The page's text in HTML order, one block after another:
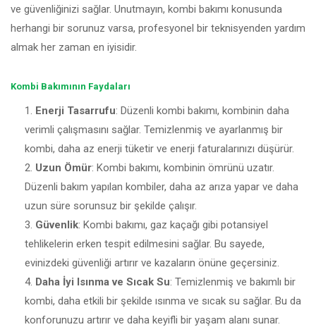
ve güvenliğinizi sağlar. Unutmayın, kombi bakımı konusunda
herhangi bir sorunuz varsa, profesyonel bir teknisyenden yardım
almak her zaman en iyisidir.
Kombi Bakımının Faydaları
Enerji Tasarrufu: Düzenli kombi bakımı, kombinin daha
verimli çalışmasını sağlar. Temizlenmiş ve ayarlanmış bir
kombi, daha az enerji tüketir ve enerji faturalarınızı düşürür.
Uzun Ömür: Kombi bakımı, kombinin ömrünü uzatır.
Düzenli bakım yapılan kombiler, daha az arıza yapar ve daha
uzun süre sorunsuz bir şekilde çalışır.
Güvenlik: Kombi bakımı, gaz kaçağı gibi potansiyel
tehlikelerin erken tespit edilmesini sağlar. Bu sayede,
evinizdeki güvenliği artırır ve kazaların önüne geçersiniz.
Daha İyi Isınma ve Sıcak Su: Temizlenmiş ve bakımlı bir
kombi, daha etkili bir şekilde ısınma ve sıcak su sağlar. Bu da
konforunuzu artırır ve daha keyifli bir yaşam alanı sunar.